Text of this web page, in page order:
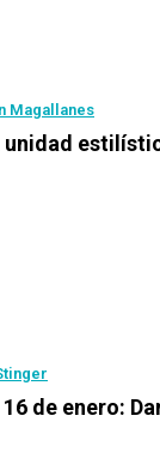
Magallanes
unidad
de enero: